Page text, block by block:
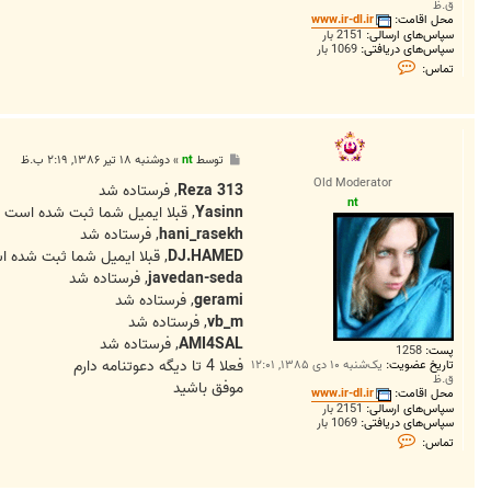
ق.ظ
محل اقامت: www.ir-dl.ir
سپاس‌های ارسالی:2151 بار
سپاس‌های دریافتی: 1069 بار
تماس:
ت
n
Old Moderator
nt
پست: 1258
تاریخ عضویت: یک‌شنبه ۱۰ دی ۱۳۸۵, ۱۲:۰۱
ق.ظ
محل اقامت: www.ir-dl.ir
سپاس‌های ارسالی:2151 بار
سپاس‌های دریافتی: 1069 بار
تماس:
ت
ت
توسطnt
»دوشنبه ۱۸ تیر ۱۳۸۶, ۲:۱۹ ب.ظ
Reza 313, فرستاده شد
Yasinn, قبلا ايميل شما ثبت شده است
hani_rasekh, فرستاده شد
DJ.HAMED, قبلا ايميل شما ثبت
javedan-seda, فرستاده شد
gerami, فرستاده شد
vb_m, فرستاده شد
AMI4SAL, فرستاده شد
فعلا 4 تا دیگه دعوتنامه دارم
موفق باشيد